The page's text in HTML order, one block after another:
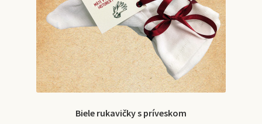
Biele rukavičky s príveskom